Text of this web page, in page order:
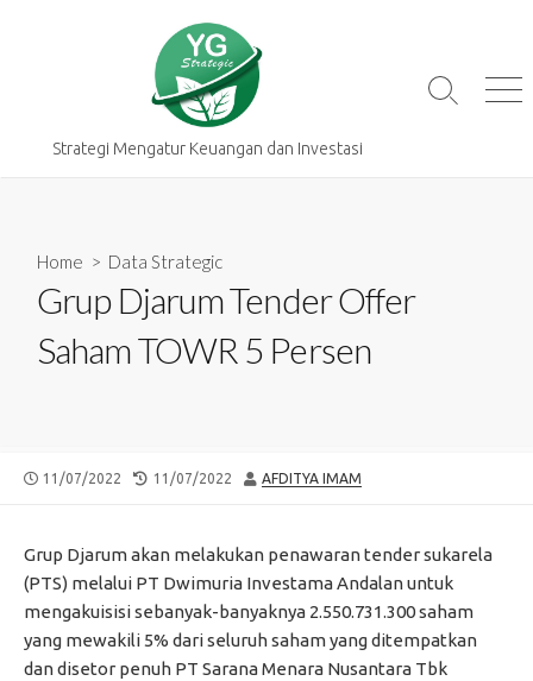
Strategi Mengatur Keuangan dan Investasi
Search
Home > Data Strategic
Grup Djarum Tender Offer
Saham TOWR 5 Persen
PUBLISHED
11/07/2022
LAST
11/07/2022 AUTHOR
AFDITYA IMAM
Grup Djarum akan melakukan penawaran tender sukarela
(PTS) melalui PT Dwimuria Investama Andalan untuk
mengakuisisi sebanyak-banyaknya 2.550.731.300 saham
yang mewakili 5% dari seluruh saham yang ditempatkan
dan disetor penuh PT Sarana Menara Nusantara Tbk